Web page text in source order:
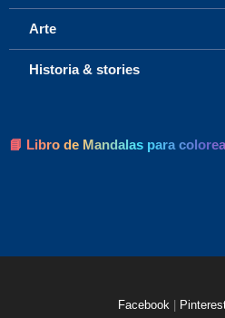
Arte
Historia & stories
📘 Libro de Mandalas para
Facebook